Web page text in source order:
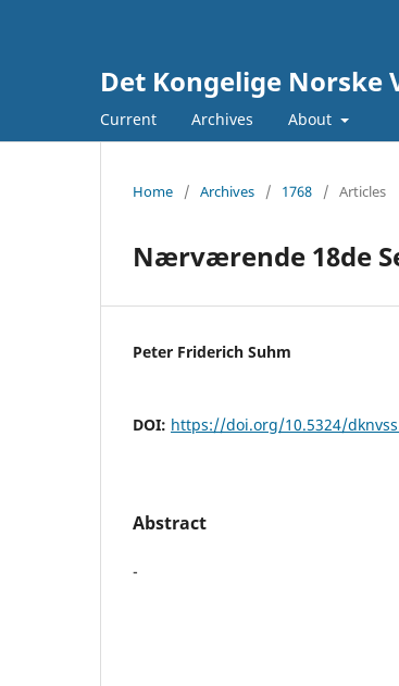
Det Kongelige Norske
Current Archives About
Home / Archives / 1768 / Articles
Nærværende 18de
Peter Friderich Suhm
DOI: https://doi.org/10.5324/
Abstract
-